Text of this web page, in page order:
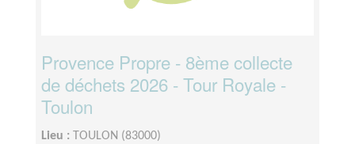
Provence Propre - 8ème collecte
de déchets 2026 - Tour Royale -
Toulon
Lieu :
TOULON (83000)